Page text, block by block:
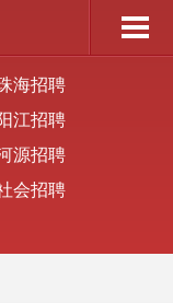
海招聘
江招聘
源招聘
会招聘